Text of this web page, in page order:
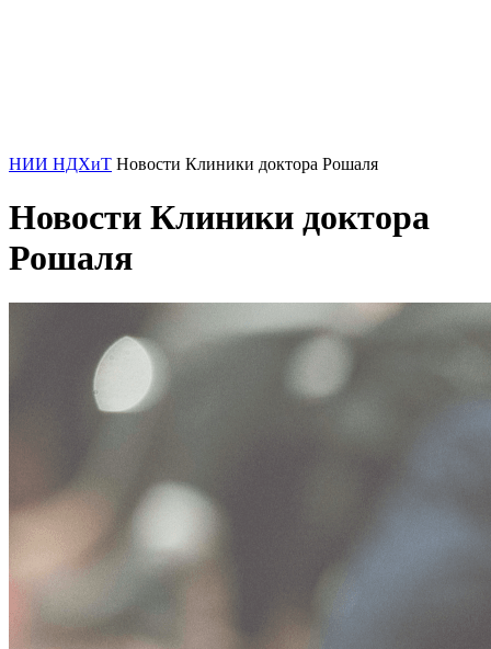
НИИ НДХиТ Новости Клиники доктора Рошаля
Новости Клиники доктора
Рошаля